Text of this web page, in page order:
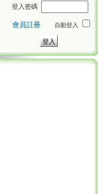
登入密碼
會員註冊 自動登入